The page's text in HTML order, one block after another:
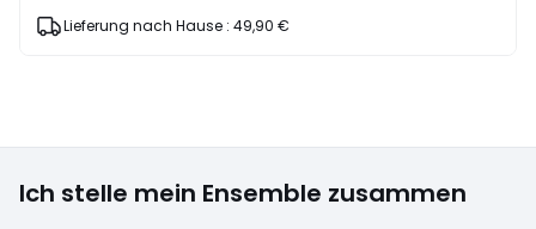
Lieferung nach Hause : 49,90 €
Ich stelle mein Ensemble zusammen